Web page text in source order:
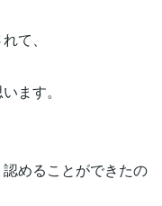
て、
ます。
めることができたの